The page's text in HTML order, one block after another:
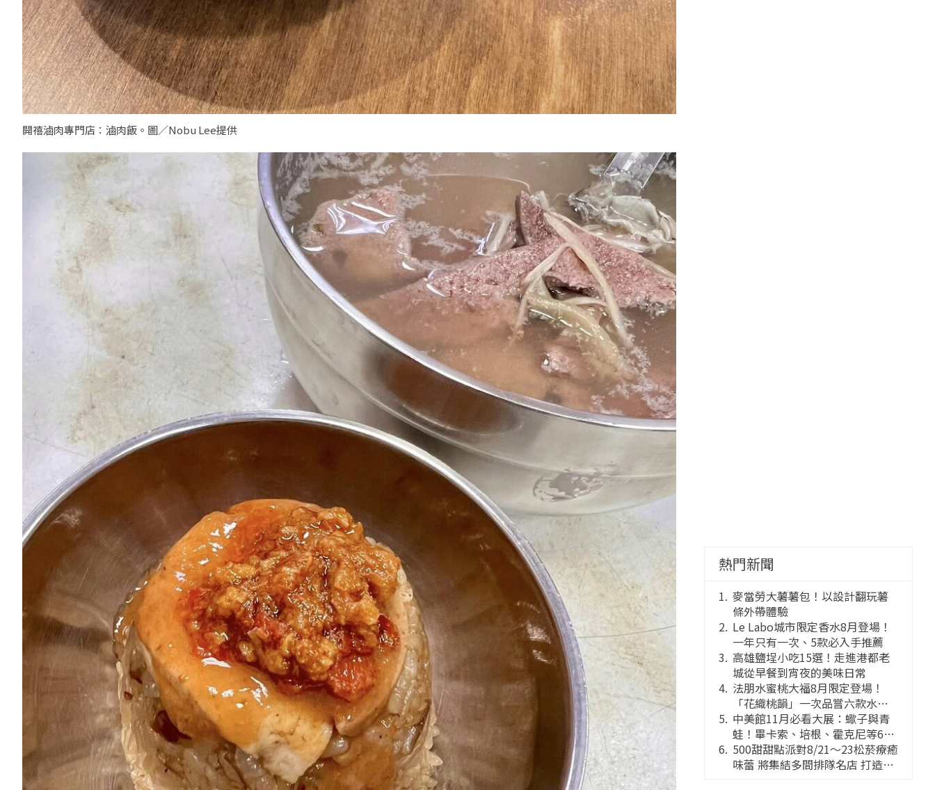
開禧滷肉專門店：滷肉飯。圖／Nobu Lee提供
熱門新聞
麥當勞大薯薯包！以設計翻玩薯
條外帶體驗
Le Labo城市限定香水8月登場！
一年只有一次、5款必入手推薦
高雄鹽埕小吃15選！走進港都老
城從早餐到宵夜的美味日常
法朋水蜜桃大福8月限定登場！
「花織桃韻」一次品嘗六款水蜜
桃花果大福
中美館11月必看大展：蠍子與青
蛙！畢卡索、培根、霍克尼等66
件國巨典藏亮相
500甜甜點派對8/21～23松菸療癒
味蕾 將集結多間排隊名店 打造靈